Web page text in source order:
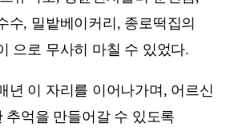
수, 밀밭베이커리, 종로떡집의
으로 무사히 마칠 수 있었다.
년 이 자리를 이어나가며, 어르신
추억을 만들어갈 수 있도록